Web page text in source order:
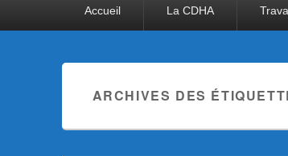
Accueil La CDHA
ARCHIVES DES